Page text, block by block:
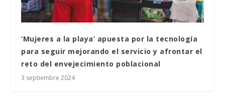
‘Mujeres a la playa’ apuesta por la tecnología
para seguir mejorando el servicio y afrontar el
reto del envejecimiento poblacional
3 septiembre 2024